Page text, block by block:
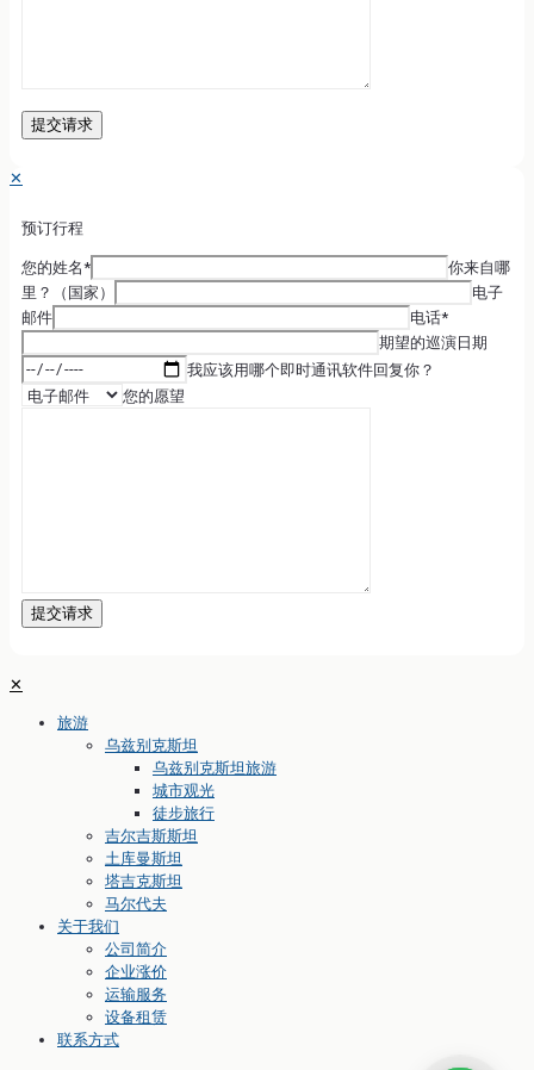
✕
预订行程
您的姓名*
你来自哪
里？（国家）
电子
邮件
电话*
期望的巡演日期
我应该用哪个即时通讯软件回复你？
您的愿望
✕
旅游
乌兹别克斯坦
乌兹别克斯坦旅游
城市观光
徒步旅行
吉尔吉斯斯坦
土库曼斯坦
塔吉克斯坦
马尔代夫
关于我们
公司简介
企业涨价
运输服务
设备租赁
联系方式